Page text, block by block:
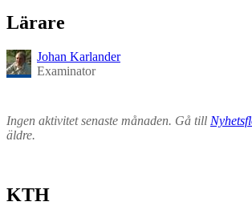
Lärare
Johan Karlander
Examinator
Ingen aktivitet senaste månaden. Gå till
äldre.
KTH